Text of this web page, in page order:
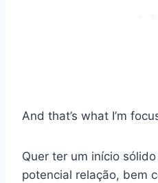
And that’s what I’m
Quer ter um início
potencial relação, bem